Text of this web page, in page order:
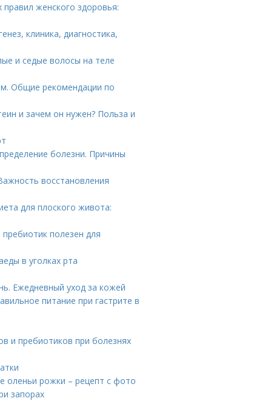
женского здоровья:
клиника, диагностика,
и седые волосы на теле
Общие рекомендации по
и зачем он нужен? Польза и
болезни. Причины
восстановления
для плоского живота:
полезен для
в уголках рта
Ежедневный уход за кожей
питание при гастрите в
и пребиотиков при болезнях
оленьи рожки – рецепт с фото
запорах